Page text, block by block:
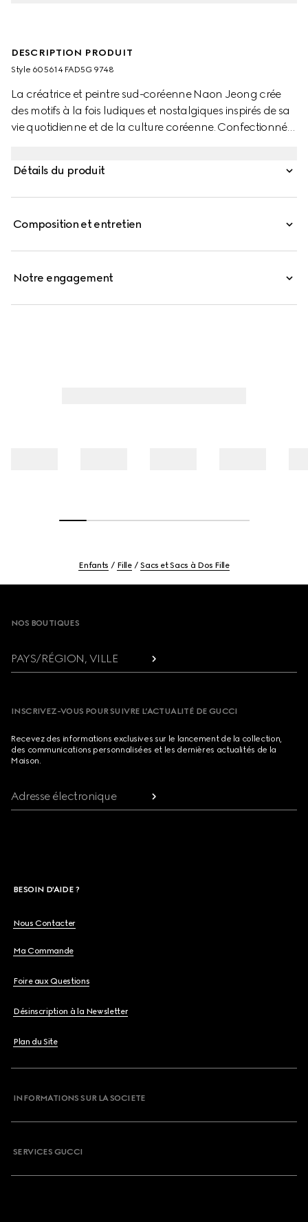
DESCRIPTION PRODUIT
Style ‎605614 FAD5G 9748
La créatrice et peintre sud-coréenne Naon Jeong crée
des motifs à la fois ludiques et nostalgiques inspirés de sa
vie quotidienne et de la culture coréenne. Confectionné
sur toute la surface.
Détails du produit
Composition et entretien
Notre engagement
Enfants Fille Sacs et Sacs à Dos Fille
NOS BOUTIQUES
PAYS/RÉGION, VILLE
INSCRIVEZ-VOUS POUR SUIVRE L’ACTUALITÉ DE GUCCI
Recevez des informations exclusives sur le lancement de la collection,
des communications personnalisées et les dernières actualités de la
Maison.
Adresse électronique
BESOIN D'AIDE ?
Nous Contacter
Ma Commande
Foire aux Questions
Désinscription à la Newsletter
Plan du Site
INFORMATIONS SUR LA SOCIETE
SERVICES GUCCI